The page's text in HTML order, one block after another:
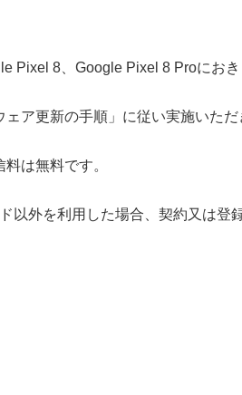
Pixel 8、Google Pixel 8 Proにお
ア更新の手順」に従い実施いただ
は無料です。
以外を利用した場合、契約又は登